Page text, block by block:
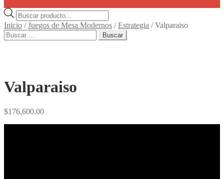
Búsqueda
de
productos
Inicio /Juegos de Mesa Modernos /Estrategia /Valparaiso
Valparaiso
$176,600.00
Buscar: